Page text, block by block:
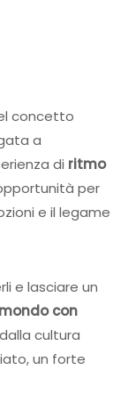
concetto
a
di ritmo
per
e il legame
e lasciare un
con
cultura
un forte